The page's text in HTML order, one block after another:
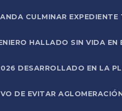
CULMINAR
HALLADO SIN VIDA
DESARROLLADO EN LA
DE EVITAR